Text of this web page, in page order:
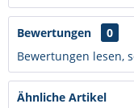
Bewertungen
0
Bewertungen lesen,
Ähnliche Artikel